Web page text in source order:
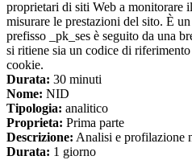
proprietari di siti Web a monitorare
misurare le prestazioni del sito. È
prefisso _pk_ses è seguito da una
si ritiene sia un codice di
cookie.
Durata: 30 minuti
Nome: NID
Tipologia: analitico
Proprieta: Prima parte
Descrizione: Analisi e profilazione
Durata: 1 giorno